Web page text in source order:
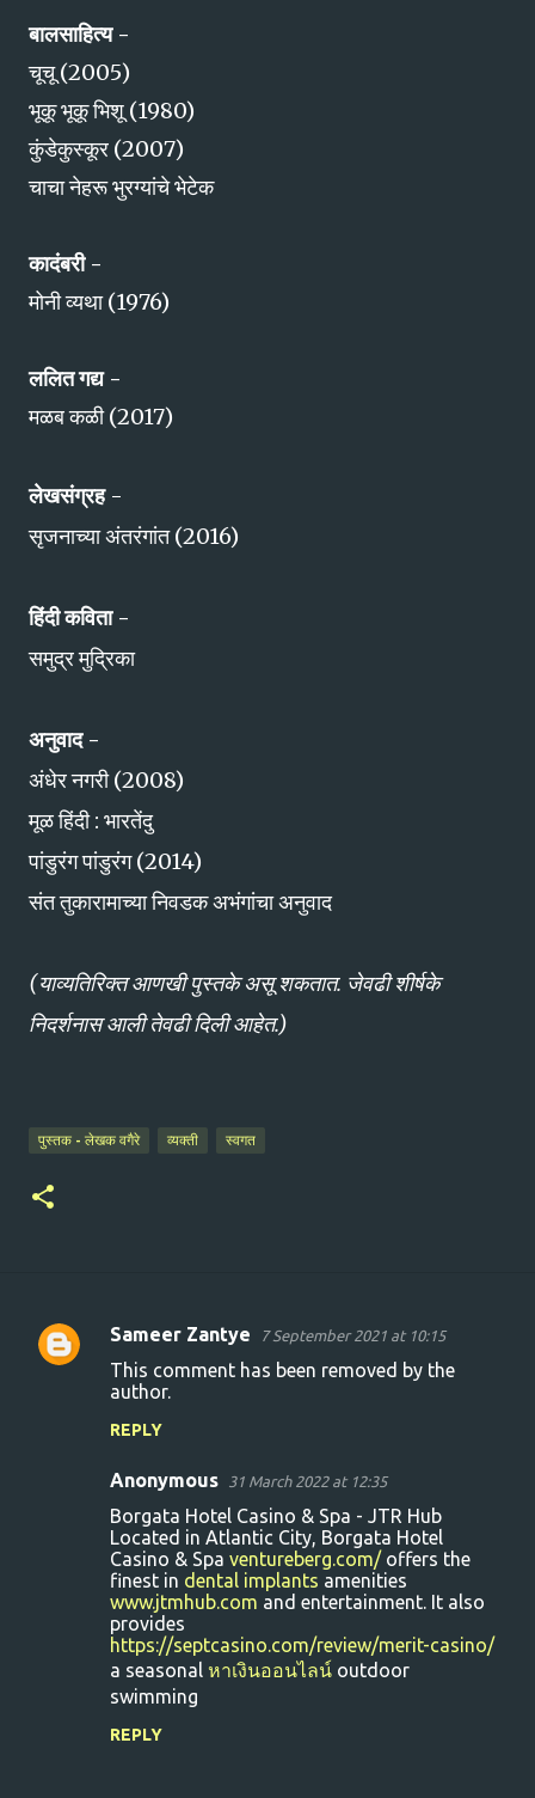
बालसाहित्य -
चूचू (2005)
भूकू भूकू भिशू (1980)
कुंडेकुस्कूर (2007)
चाचा नेहरू भुरग्यांचे भेटेक
कादंबरी -
मोनी व्यथा (1976)
ललित गद्य -
मळब कळी (2017)
लेखसंग्रह-
सृजनाच्या अंतरंगांत (2016)
हिंदी कविता -
समुद्र मुद्रिका
अनुवाद -
अंधेर नगरी (2008)
मूळ हिंदी : भारतेंदु
पांडुरंग पांडुरंग (2014)
संत तुकारामाच्या निवडक अभंगांचा अनुवाद
(याव्यतिरिक्त आणखी पुस्तके असू शकतात. जेवढी शीर्षके
निदर्शनास आली तेवढी दिली आहेत.)
पुस्तक - लेखक वगैरे व्यक्ती स्वगत
C
Sameer Zantye 7 September 2021 at 10:15
This comment has been removed by the
author.
REPLY
Anonymous 31 March 2022 at 12:35
Borgata Hotel Casino & Spa - JTR Hub
Located in Atlantic City, Borgata Hotel
Casino & Spa ventureberg.com/offers the
finest in dental implants amenities
www.jtmhub.com and entertainment. It also
provides
https://septcasino.com/review/merit-casino/
a seasonal หาเงินออนไลน์ outdoor
swimming
REPLY